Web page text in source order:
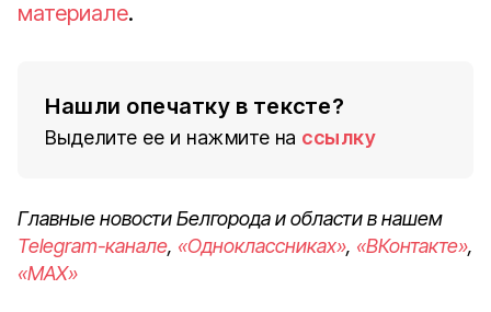
материале.
Нашли опечатку в тексте?
Выделите ее и нажмите на ссылку
Главные новости Белгорода и области в нашем
Telegram-канале, «Одноклассниках», «ВКонтакте»,
«MAX»